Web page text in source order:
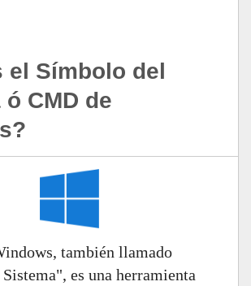
el Símbolo del
CMD de
también llamado
es una herramienta